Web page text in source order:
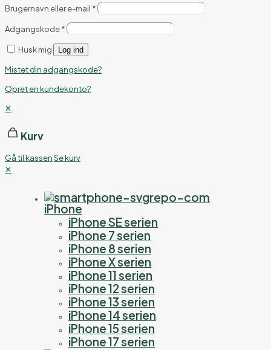
Brugernavn eller e-mail *
Adgangskode*
Husk mig Log ind
Mistet din adgangskode?
Opret en kundekonto?
✕
Kurv
Gå til kassenSe kurv
✕
iPhone
iPhone SE serien
iPhone 7 serien
iPhone 8 serien
iPhone X serien
iPhone 11 serien
iPhone 12 serien
iPhone 13 serien
iPhone 14 serien
iPhone 15 serien
iPhone 17 serien